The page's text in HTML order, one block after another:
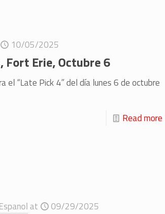
10/05/2025
Fort Erie, Octubre 6
el “Late Pick 4” del día lunes 6 de octubre
Read more
at 09/29/2025